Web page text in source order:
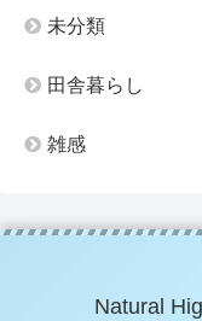
未分類
田舎暮らし
雑感
Natural